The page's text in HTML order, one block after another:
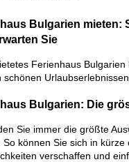
Bulgarien mieten:
Sie
Ferienhaus
schönen Urlaubserlebnissen.
Bulgarien: Die
Sie immer die größte
können Sie sich in kürze
verschaffen und